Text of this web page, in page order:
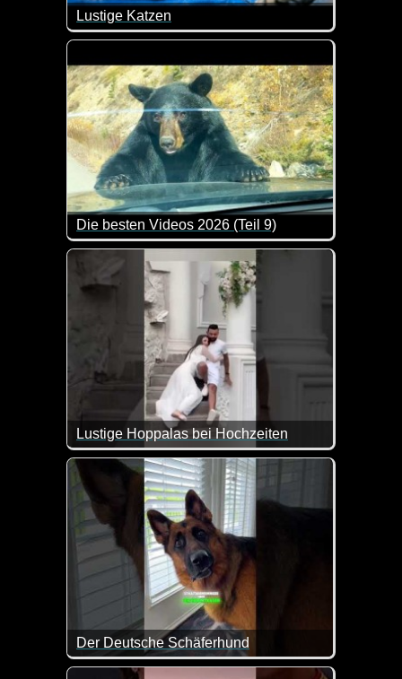
Lustige Katzen
Die Fellnasen machen mal wieder Quatsch und
Die besten Videos 2026 (Teil 9)
Eine tolle Zusammenstellung von lustigen
Lustige Hoppalas bei Hochzeiten
Zum Welttag der Ehe kommen diese Hoppalas
Der Deutsche Schäferhund
Witziger kann man den deutschen Schäferhund